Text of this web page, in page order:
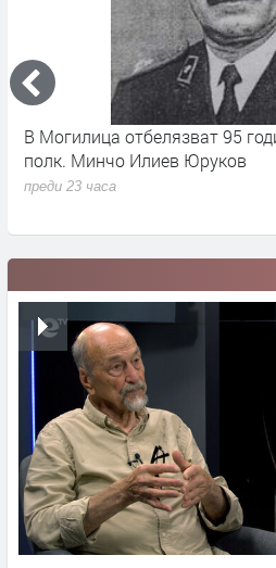
В Могилица отбелязват 95
полк. Минчо Илиев Юруков
преди 23 часа